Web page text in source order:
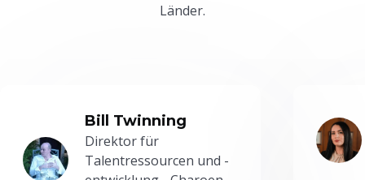
Länder.
Bill Twinning
Direktor für
Talentressourcen und -